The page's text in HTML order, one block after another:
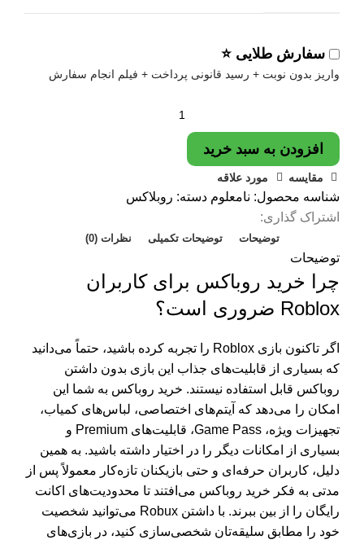
سفارش طلایی ⭐
واریز بدون نوبت + رسید قانونی پرداخت + فیلم انجام سفارش
افزودن به سبد خرید
مقایسه مورد علاقه
شناسه محصول: نامعلوم دسته: روبلاکس
اشتراک گذاری:
توضیحات توضیحات تکمیلی نظرات (0)
توضیحات
چرا خرید روباکس برای کاربران
Roblox ضروری است؟
اگر تاکنون بازی Roblox را تجربه کرده باشید، حتماً می‌دانید
که بسیاری از قابلیت‌های جذاب این بازی بدون داشتن
روباکس قابل استفاده نیستند. خرید روباکس به شما این
امکان را می‌دهد که آیتم‌های اختصاصی، لباس‌های کمیاب،
تجهیزات ویژه، Game Pass، قابلیت‌های Premium و
بسیاری از امکانات دیگر را در اختیار داشته باشید. به همین
دلیل، کاربران حرفه‌ای و حتی بازیکنان تازه‌کار معمولاً پس از
مدتی به فکر خرید روباکس می‌افتند تا محدودیت‌های اکانت
رایگان را از بین ببرند. با داشتن Robux می‌توانید شخصیت
خود را مطابق سلیقه‌تان شخصی‌سازی کنید، در بازی‌های